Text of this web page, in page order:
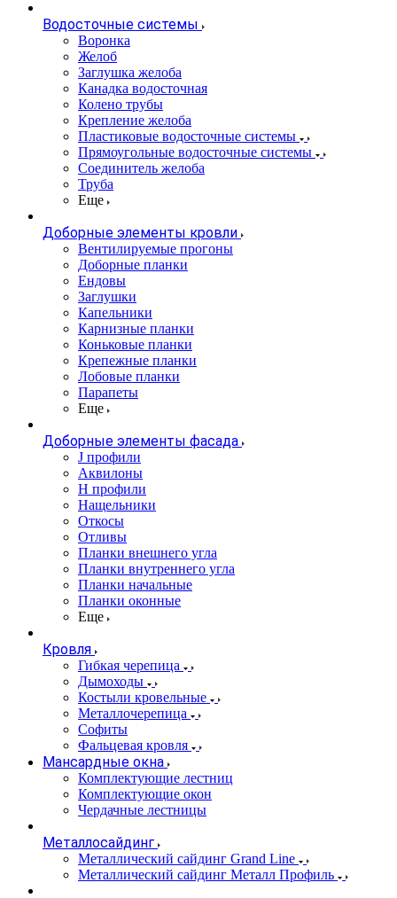
Водосточные системы
Воронка
Желоб
Заглушка желоба
Канадка водосточная
Колено трубы
Крепление желоба
Пластиковые водосточные системы
Прямоугольные водосточные системы
Соединитель желоба
Труба
Еще
Доборные элементы кровли
Вентилируемые прогоны
Доборные планки
Ендовы
Заглушки
Капельники
Карнизные планки
Коньковые планки
Крепежные планки
Лобовые планки
Парапеты
Еще
Доборные элементы фасада
J профили
Аквилоны
Н профили
Нащельники
Откосы
Отливы
Планки внешнего угла
Планки внутреннего угла
Планки начальные
Планки оконные
Еще
Кровля
Гибкая черепица
Дымоходы
Костыли кровельные
Металлочерепица
Софиты
Фальцевая кровля
Мансардные окна
Комплектующие лестниц
Комплектующие окон
Чердачные лестницы
Металлосайдинг
Металлический сайдинг Grand Line
Металлический сайдинг Металл Профиль